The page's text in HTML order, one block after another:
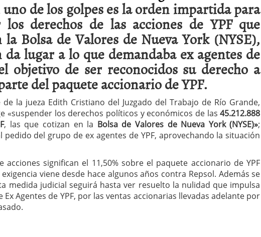
costes 21 de noviembre de 2025
cuesta un software punto de venta? 3 de octubre de 2025
uno de los golpes es la orden impartida para
los derechos de las acciones de YPF que
Bolsa de Valores de Nueva York (NYSE),
da lugar a lo que demandaba ex agentes de
objetivo de ser reconocidos su derecho a
del paquete accionario de YPF.
de la jueza Edith Cristiano del Juzgado del Trabajo de Río Grande,
«suspender los derechos políticos y económicos de las 45.212.888
, las que cotizan en la Bolsa de Valores de Nueva York (NYSE)»;
pedido del grupo de ex agentes de YPF, aprovechando la situación
acciones significan el 11,50% sobre el paquete accionario de YPF
exigencia viene desde hace algunos años contra Repsol. Además se
medida judicial seguirá hasta ver resuelto la nulidad que impulsa
Ex Agentes de YPF, por las ventas accionarias llevadas adelante por